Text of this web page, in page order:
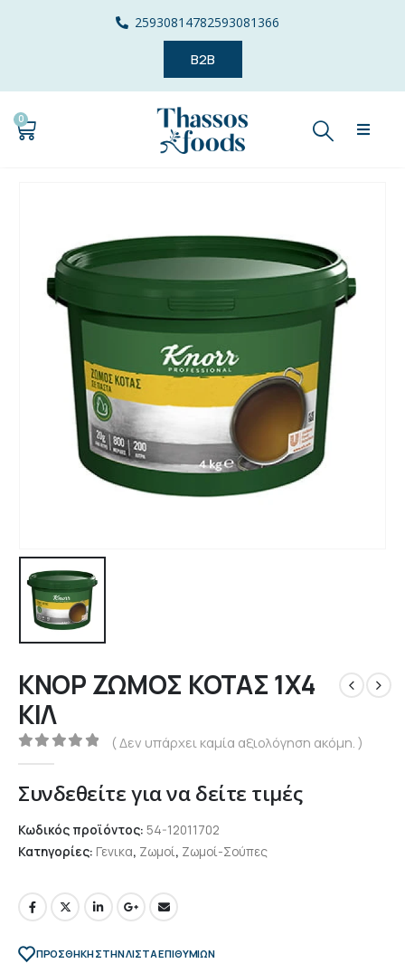
25930814782593081366
B2B
0
ΚΝΟΡ ΖΩΜΟΣ ΚΟΤΑΣ 1Χ4
ΚΙΛ
0out of 5
( Δεν υπάρχει καμία αξιολόγηση ακόμη. )
Συνδεθείτε για να δείτε τιμές
Κωδικός προϊόντος: 54-12011702
Κατηγορίες: Γενικα, Ζωμοί, Ζωμοί-Σούπες
ΠΡΌΣΘΉΚΗ ΣΤΗΝ ΛΊΣΤΑ ΕΠΙΘΥΜΙΏΝ